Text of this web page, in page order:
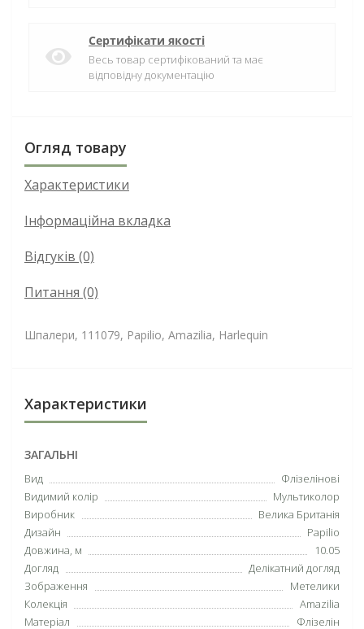
Сертифікати якості
Весь товар сертифікований та має
відповідну документацію
Огляд товару
Характеристики
Інформаційна вкладка
Відгуків (0)
Питання (0)
Шпалери, 111079, Papilio, Amazilia, Harlequin
Характеристики
ЗАГАЛЬНІ
Вид
Флізелінові
Видимий колір
Мультиколор
Виробник
Велика Британія
Дизайн
Papilio
Довжина, м
10.05
Догляд
Делікатний догляд
Зображення
Метелики
Колекція
Amazilia
Матеріал
Флізелін